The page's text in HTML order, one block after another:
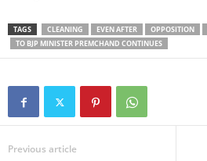
TAGS CLEANING EVEN AFTER OPPOSITION
TO BJP MINISTER PREMCHAND CONTINUES
Previous article